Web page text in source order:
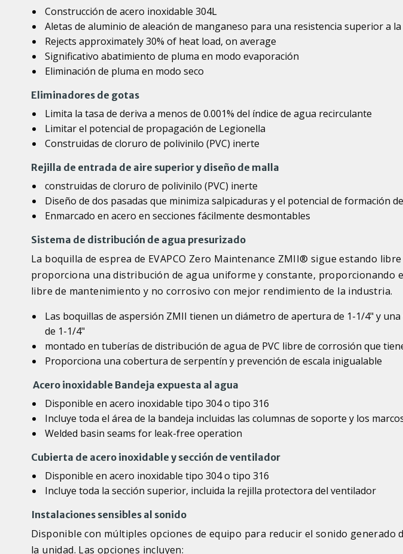
Construcción de acero inoxidable 304L
Aletas de aluminio de aleación de manganeso para una resistencia superior a
Rejects approximately 30% of heat load, on average
Significativo abatimiento de pluma en modo evaporación
Eliminación de pluma en modo seco
Eliminadores de gotas
Limita la tasa de deriva a menos de 0.001% del índice de agua recirculante
Limitar el potencial de propagación de Legionella
Construidas de cloruro de polivinilo (PVC) inerte
Rejilla de entrada de aire superior y diseño de malla
construidas de cloruro de polivinilo (PVC) inerte
Diseño de dos pasadas que minimiza salpicaduras y el potencial de formación
Enmarcado en acero en secciones fácilmente desmontables
Sistema de distribución de agua presurizado
La boquilla de esprea de EVAPCO Zero Maintenance ZMII® sigue estando
proporciona una distribución de agua uniforme y constante, proporcionando
libre de mantenimiento y no corrosivo con mejor rendimiento de la industria.
Las boquillas de aspersión ZMII tienen un diámetro de apertura de 1-1/4" y
de 1-1/4"
montado en tuberías de distribución de agua de PVC libre de corrosión que
Proporciona una cobertura de serpentín y prevención de escala inigualable
Acero inoxidable Bandeja expuesta al agua
Disponible en acero inoxidable tipo 304 o tipo 316
Incluye toda el área de la bandeja incluidas las columnas de soporte y los
Welded basin seams for leak-free operation
Cubierta de acero inoxidable y sección de ventilador
Disponible en acero inoxidable tipo 304 o tipo 316
Incluye toda la sección superior, incluida la rejilla protectora del ventilador
Instalaciones sensibles al sonido
Disponible con múltiples opciones de equipo para reducir el sonido generado
la unidad. Las opciones incluyen: